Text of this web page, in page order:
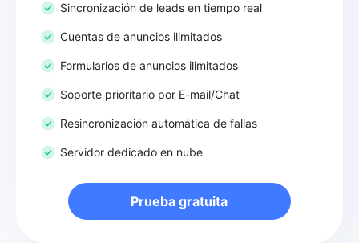
Sincronización de leads en tiempo real
Cuentas de anuncios ilimitados
Formularios de anuncios ilimitados
Soporte prioritario por E-mail/Chat
Resincronización automática de fallas
Servidor dedicado en nube
Prueba gratuita